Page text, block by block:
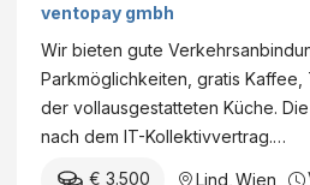
ventopay gmbh
Wir bieten gute
Parkmöglichkeiten, gratis
der vollausgestatteten Küche.
nach dem IT-Kollektivvertrag.…
€ 3.500 Lind Wien